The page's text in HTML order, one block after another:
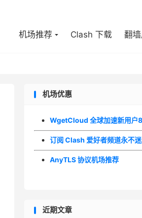
机场推荐 Clash 下载 翻
机场优惠
WgetCloud 全球加速新用户
订阅 Clash 爱好者频道永不
AnyTLS 协议机场推荐
近期文章